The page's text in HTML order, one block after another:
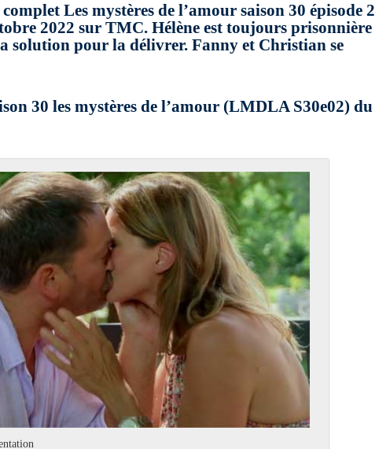
Les mystères de l’amour saison 30 épisode 2
2022 sur TMC. Hélène est toujours prisonnière
solution pour la délivrer. Fanny et Christian se
30 les mystères de l’amour (LMDLA S30e02) du